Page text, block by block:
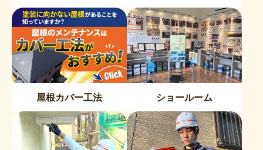
屋根カバー工法 ショールーム